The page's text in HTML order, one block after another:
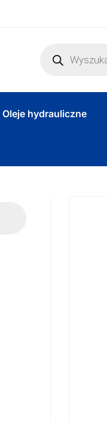
Oleje hydrauliczne